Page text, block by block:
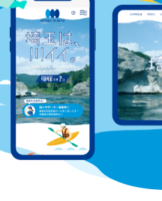
終了
4:00～18:00（13
戸田ふるさと祭